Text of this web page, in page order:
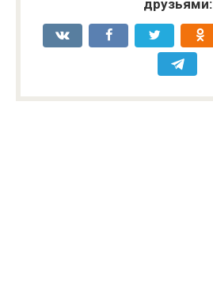
друзьями: